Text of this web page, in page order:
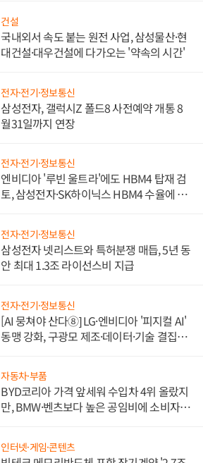
건설
국내외서 속도 붙는 원전 사업, 삼성물산·현
대건설·대우건설에 다가오는 '약속의 시간'
전자·전기·정보통신
삼성전자, 갤럭시Z 폴드8 사전예약 개통 8
월31일까지 연장
전자·전기·정보통신
엔비디아 '루빈 울트라'에도 HBM4 탑재 검
토, 삼성전자·SK하이닉스 HBM4 수율에 주
전자·전기·정보통신
삼성전자 넷리스트와 특허분쟁 매듭, 5년 동
안 최대 1.3조 라이선스비 지급
전자·전기·정보통신
[AI 뭉쳐야 산다⑧] LG·엔비디아 '피지컬 AI'
동맹 강화, 구광모 제조·데이터·기술 결집
자동차·부품
BYD코리아 가격 앞세워 수입차 4위 올랐지
만, BMW·벤츠보다 높은 공임비에 소비자
인터넷·게임·콘텐츠